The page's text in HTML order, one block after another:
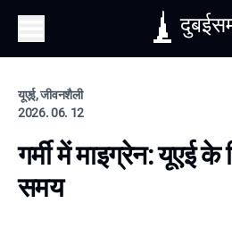
यूएई, जीवनशैली
2026. 06. 12
गर्मी में माइग्रेन: यूएई के
समय